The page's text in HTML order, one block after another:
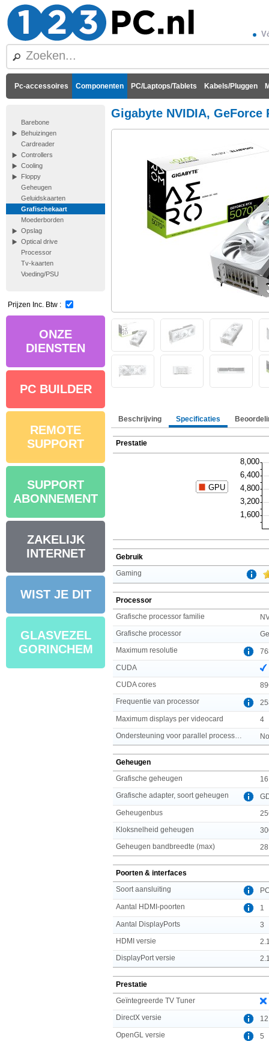
Pc-accessoires Componenten PC/Laptops/Tablets Kabels/Pluggen
Barebone
Behuizingen
Cardreader
Controllers
Cooling
Floppy
Geheugen
Geluidskaarten
Grafischekaart
Moederborden
Opslag
Optical drive
Processor
Tv-kaarten
Voeding/PSU
Prijzen Inc. Btw :
ONZE
DIENSTEN
PC BUILDER
REMOTE
SUPPORT
SUPPORT
ABONNEMENT
ZAKELIJK
INTERNET
WIST JE DIT
GLASVEZEL
GORINCHEM
Gigabyte NVIDIA, GeForce
Beschrijving Specificaties
Prestatie
Gebruik
Gaming
Processor
Grafische processor familie
Grafische processor
Maximum resolutie
CUDA
CUDA cores
Frequentie van processor
Maximum displays per videocard
4
Geheugen
Grafische geheugen
Grafische adapter, soort geheugen
Geheugenbus
Kloksnelheid geheugen
Geheugen bandbreedte (max)
Poorten & interfaces
Soort aansluiting
Aantal HDMI-poorten
1
Aantal DisplayPorts
3
HDMI versie
DisplayPort versie
Prestatie
Geïntegreerde TV Tuner
DirectX versie
12
OpenGL versie
5